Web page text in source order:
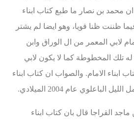
محمد بن نصار ما طبع كتاب ابناء
ظننت ظنا قويا، وهو ايضا لم يشتر
لابي المعمر من ال الوراق وابن
تلك المخطوطة كما لا يكون لابي
ابناء الامام. والصواب ان كتاب ابناء
عام 2004 الميلادي.
القراجا قال بان كتاب ابناء